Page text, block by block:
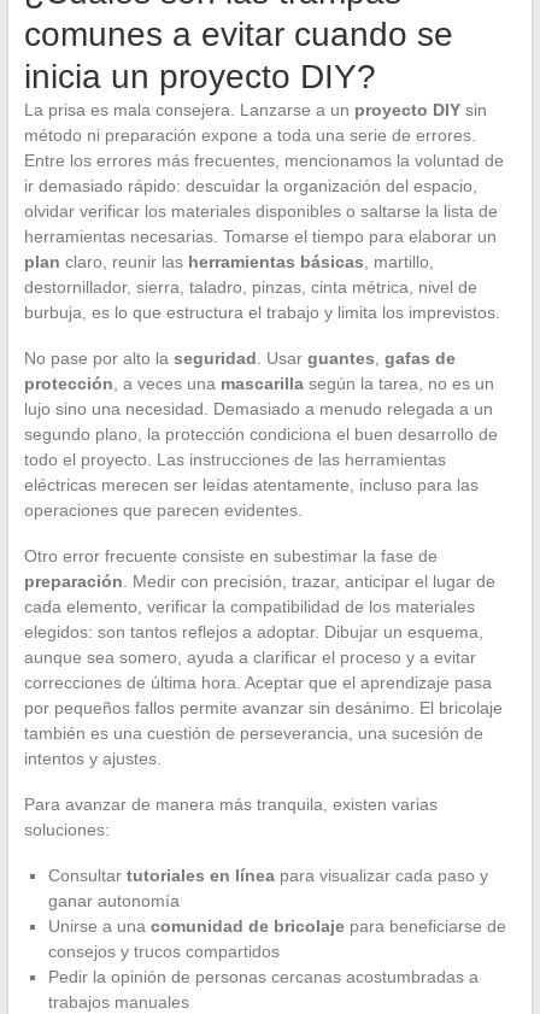
comunes a evitar cuando se
inicia un proyecto DIY?
La prisa es mala consejera. Lanzarse a un proyecto DIYsin
método ni preparación expone a toda una serie de errores.
Entre los errores más frecuentes, mencionamos la voluntad de
ir demasiado rápido: descuidar la organización del espacio,
olvidar verificar los materiales disponibles o saltarse la lista de
herramientas necesarias. Tomarse el tiempo para elaborar un
plan claro, reunir las herramientas básicas , martillo,
destornillador, sierra, taladro, pinzas, cinta métrica, nivel de
burbuja, es lo que estructura el trabajo y limita los imprevistos.
No pase por alto la seguridad . Usar guantes gafas de
protección , a veces una mascarillasegún la tarea, no es un
lujo sino una necesidad. Demasiado a menudo relegada a un
segundo plano, la protección condiciona el buen desarrollo de
todo el proyecto. Las instrucciones de las herramientas
eléctricas merecen ser leídas atentamente, incluso para las
operaciones que parecen evidentes.
Otro error frecuente consiste en subestimar la fase de
preparación . Medir con precisión, trazar, anticipar el lugar de
cada elemento, verificar la compatibilidad de los materiales
elegidos: son tantos reflejos a adoptar. Dibujar un esquema,
aunque sea somero, ayuda a clarificar el proceso y a evitar
correcciones de última hora. Aceptar que el aprendizaje pasa
por pequeños fallos permite avanzar sin desánimo. El bricolaje
también es una cuestión de perseverancia, una sucesión de
intentos y ajustes.
Para avanzar de manera más tranquila, existen varias
soluciones:
Consultar tutoriales en líneapara visualizar cada paso y
ganar autonomía
Unirse a una comunidad de bricolajepara beneficiarse de
consejos y trucos compartidos
Pedir la opinión de personas cercanas acostumbradas a
trabajos manuales